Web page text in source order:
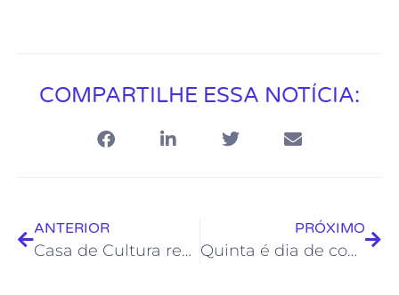
COMPARTILHE ESSA NOTÍCIA:
ANTERIOR
Casa de Cultura recebe exposições de fotografia e poesia visual
PRÓXIMO
Quinta é dia de contação de histórias na Biblioteca Municipal